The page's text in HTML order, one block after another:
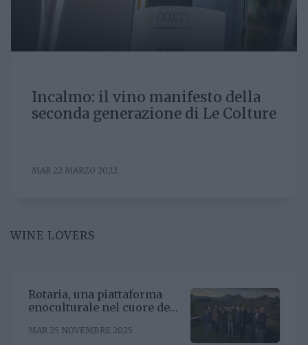
Incalmo: il vino manifesto della
seconda generazione di Le Colture
MAR 22 MARZO 2022
WINE LOVERS
Rotaria, una piattaforma
enoculturale nel cuore del
MAR 25 NOVEMBRE 2025